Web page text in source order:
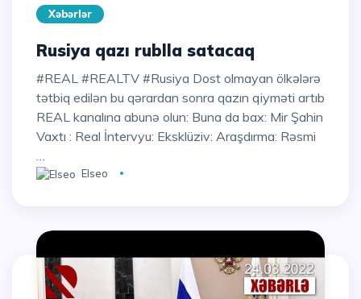
Xəbərlər
Rusiya qazı rublla satacaq
#REAL #REALTV #Rusiya Dost olmayan ölkələrə
tətbiq edilən bu qərardan sonra qazın qiyməti artıb
REAL kanalına abunə olun: Buna da bax: Mir Şahin
Vaxtı : Real İntervyu: Eksklüziv: Araşdırma: Rəsmi
…
Elseo